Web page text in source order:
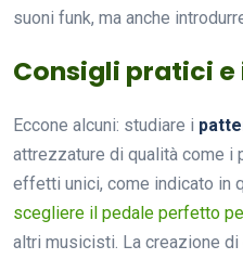
suoni funk, ma anche
Consigli pratici
Eccone alcuni: studiare i
attrezzature di qualità come i
effetti unici, come indicato in
scegliere il pedale perfetto
altri musicisti. La creazione